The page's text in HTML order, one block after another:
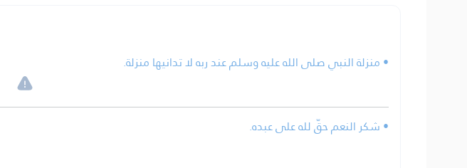
• منزلة النبي صلى الله عليه وسلم عند ربه لا تدانيها منزلة.
• شكر النعم حقّ لله على عبده.